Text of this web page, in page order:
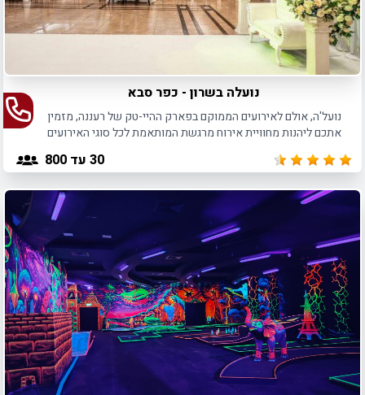
נועלה בשרון - כפר סבא
נועל'ה, אולם לאירועים הממוקם בפארק ההיי-טק של רעננה, מזמין
אתכם ליהנות מחוויית אירוח מרגשת המותאמת לכל סוגי האירועים
30 עד 800